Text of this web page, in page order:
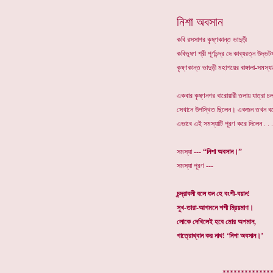
নিশা অবসান
কবি রসসাগর কৃষ্ণকান্ত ভাদুড়ী
কবিভূষণ শ্রী পূর্ণচন্দ্র দে কাব্যরত্ন
কৃষ্ণকান্ত ভাদুড়ী মহাশয়ের বাঙ্গালা-
একবার কৃষ্ণনগর বারোয়ারী তলায়
সেখানে উপস্থিত ছিলেন। একজন তখন
এভাবে এই সমস্যাটি পূরণ করে দিলেন . . .
সমস্যা --- “নিশা অবসান।”
সমস্যা পূরণ ---
চন্দ্রাবলী বলে শুন হে বংশী-বয়ান!
সুখ-তারা-আগমনে শশী ম্রিয়মাণ।
লোকে দেখিলেই হবে মোর অপমান,
গাত্রোথ্বান কর নাথ! ‘নিশা অবসান।’